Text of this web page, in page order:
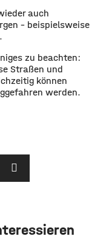
auch
– beispielsweise
zu beachten:
Straßen und
können
werden.